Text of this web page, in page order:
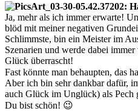
202:
Ja, mehr als ich immer erwarte!
blöd mit meiner negativen
Schlimmste, bin ein Meister im
Szenarien und werde dabei
Glück überrascht!
Fast könnte man behaupten, das
Aber ich bin sehr dankbar dafür,
auch Glück im Unglück) als Pech
Du bist schön! 😉